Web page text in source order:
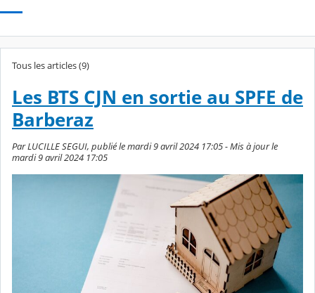
Tous les articles (9)
Les BTS CJN en sortie au SPFE de
Barberaz
Par LUCILLE SEGUI, publié le mardi 9 avril 2024 17:05 - Mis à jour le
mardi 9 avril 2024 17:05